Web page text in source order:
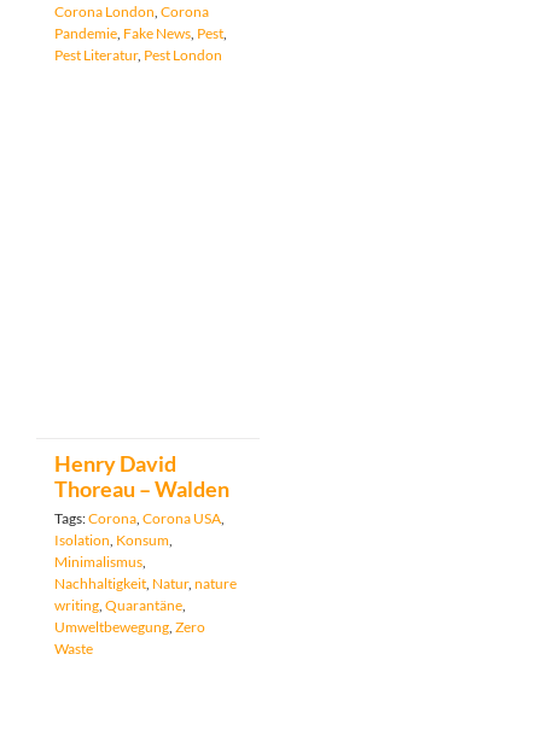
Corona London Corona
Pandemie Fake News Pest
Pest Literatur, Pest London
Henry David
Thoreau – Walden
Tags:Corona Corona USA
Isolation Konsum
Minimalismus
Nachhaltigkeit Natur, nature
writing Quarantäne
Umweltbewegung Zero
Waste